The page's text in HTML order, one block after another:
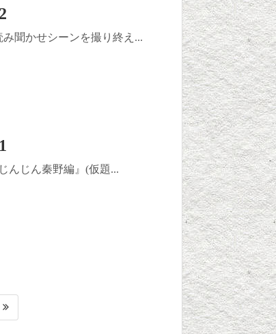
聞かせシーンを撮り終え...
んじん秦野編』(仮題...